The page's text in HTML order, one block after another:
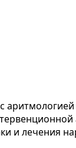
и лечения